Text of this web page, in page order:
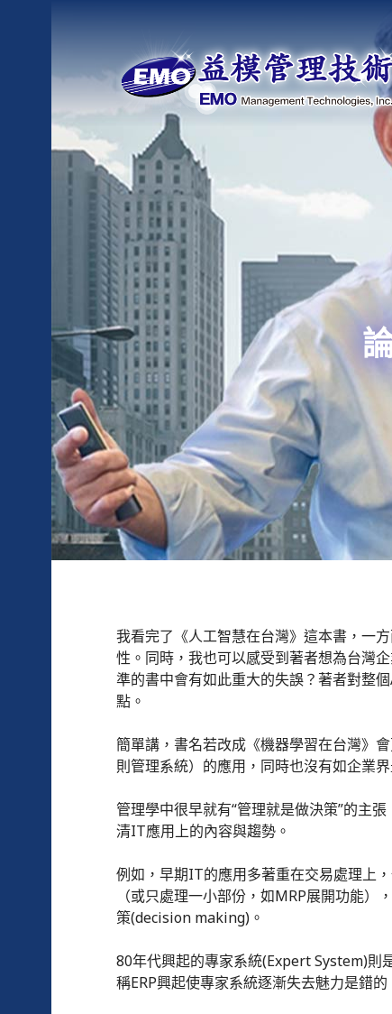
益模管理技術
我看完了《人工智慧在台灣》這本書，一
性。同時，我也可以感受到著者想為台灣
準的書中會有如此重大的失誤？著者對整
點。
簡單講，書名若改成《機器學習在台灣》
則管理系統）的應用，同時也沒有如企業
管理學中很早就有“管理就是做決策”的主
清IT應用上的內容與趨勢。
例如，早期IT的應用多著重在交易處理上
（或只處理一小部份，如MRP展開功能
策(decision making)。
80年代興起的專家系統(Expert System)則
稱ERP興起使專家系統逐漸失去魅力是錯的